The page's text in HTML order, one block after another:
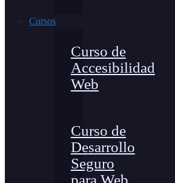
Cursos
Curso de
Accesibilidad
Web
Curso de
Desarrollo
Seguro
para Web